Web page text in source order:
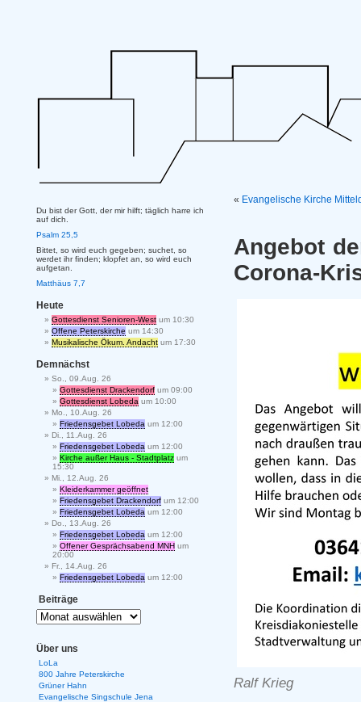
« Evangelische Kirche
Angebot
Corona-
Ralf Krieg
Du bist der Gott, der mir hilft; täglich harre ich
auf dich.
Psalm 25,5
Bittet, so wird euch gegeben; suchet, so
werdet ihr finden; klopfet an, so wird euch
aufgetan.
Matthäus 7,7
Heute
Gottesdienst Senioren-West um 10:30
Offene Peterskirche um 14:30
Musikalische Ökum. Andacht um 17:30
Demnächst
So., 09.Aug. 26
Gottesdienst Drackendorf um 09:00
Gottesdienst Lobeda um 10:00
Mo., 10.Aug. 26
Friedensgebet Lobeda um 12:00
Di., 11.Aug. 26
Friedensgebet Lobeda um 12:00
Kirche außer Haus - Stadtplatz um
15:30
Mi., 12.Aug. 26
Kleiderkammer geöffnet
Friedensgebet Drackendorf um 12:00
Friedensgebet Lobeda um 12:00
Do., 13.Aug. 26
Friedensgebet Lobeda um 12:00
Offener Gesprächsabend MNH um
20:00
Fr., 14.Aug. 26
Friedensgebet Lobeda um 12:00
Beiträge
Über uns
LoLa
800 Jahre Peterskirche
Grüner Hahn
Evangelische Singschule Jena